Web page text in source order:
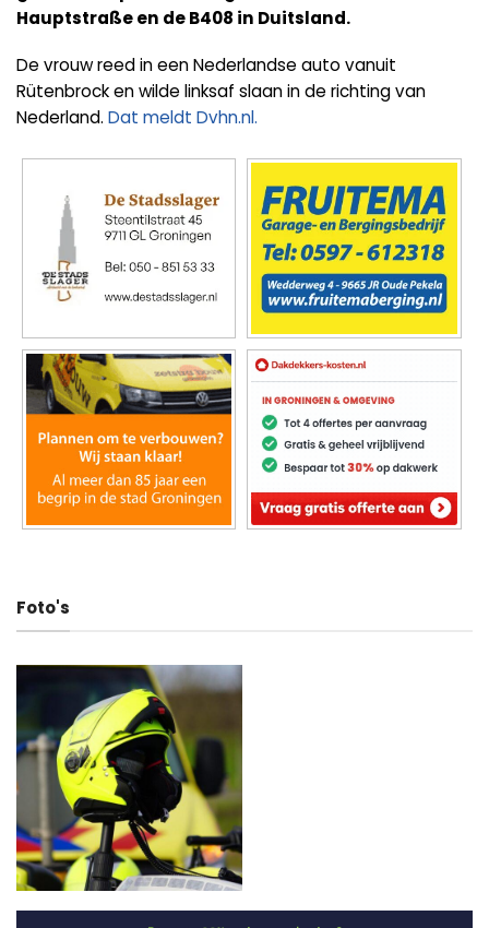
Hauptstraße en de B408 in Duitsland.
De vrouw reed in een Nederlandse auto vanuit
Rütenbrock en wilde linksaf slaan in de richting van
Nederland. Dat meldt Dvhn.nl.
Foto's